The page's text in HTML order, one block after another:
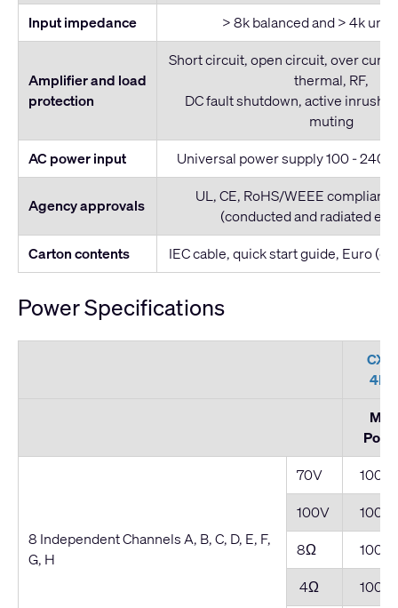
Input impedance
> 8k balanced and > 4k
Amplifier and load
protection
Short circuit, open circuit, over
thermal, RF,
DC fault shutdown, active inrush
muting
AC power input
Universal power supply 100 - 240
Agency approvals
UL, CE, RoHS/WEEE compliant,
(conducted and radiated
Carton contents
IEC cable, quick start guide, Euro
Power Specifications
CX-
4K8
Max
8 Independent Channels A, B, C, D, E, F,
G, H
70V
1000
100V
1000
8Ω
1000
4Ω
1000